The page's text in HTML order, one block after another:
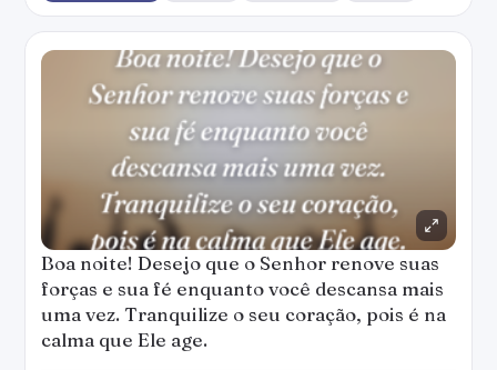
Boa noite! Desejo que o Senhor renove suas
forças e sua fé enquanto você descansa mais
uma vez. Tranquilize o seu coração, pois é na
calma que Ele age.